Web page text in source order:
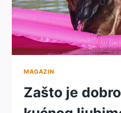
MAGAZIN
Zašto je